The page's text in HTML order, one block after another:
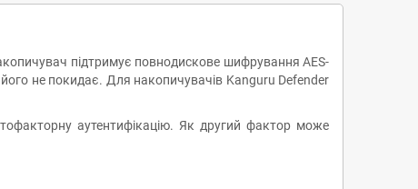
підтримує повнодискове шифрування AES-
не покидає. Для накопичувачів Kanguru Defender
аутентифікацію. Як другий фактор може